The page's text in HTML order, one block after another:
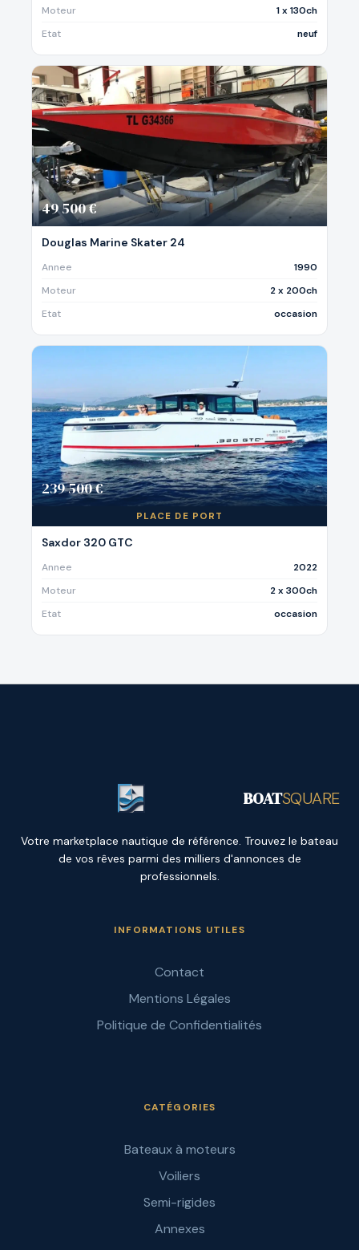
Moteur
1 x 130ch
Etat
neuf
49 500 €
Douglas Marine Skater 24
Annee
1990
Moteur
2 x 200ch
Etat
occasion
239 500 €
PLACE DE PORT
Saxdor 320 GTC
Annee
2022
Moteur
2 x 300ch
Etat
occasion
BOATSQUARE
Votre marketplace nautique de référence. Trouvez le bateau
de vos rêves parmi des milliers d'annonces de
professionnels.
INFORMATIONS UTILES
Contact
Mentions Légales
Politique de Confidentialités
CATÉGORIES
Bateaux à moteurs
Voiliers
Semi-rigides
Annexes